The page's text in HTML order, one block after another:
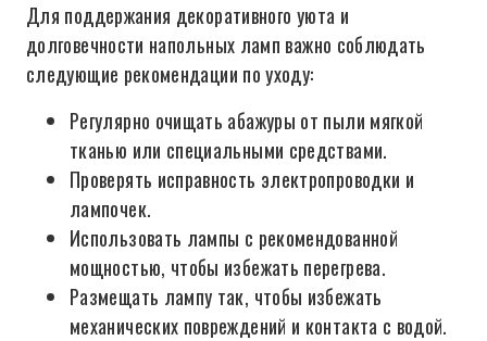
Для поддержания декоративного уюта и
долговечности напольных ламп важно соблюдать
следующие рекомендации по уходу:
Регулярно очищать абажуры от пыли мягкой
тканью или специальными средствами.
Проверять исправность электропроводки и
лампочек.
Использовать лампы с рекомендованной
мощностью, чтобы избежать перегрева.
Размещать лампу так, чтобы избежать
механических повреждений и контакта с водой.